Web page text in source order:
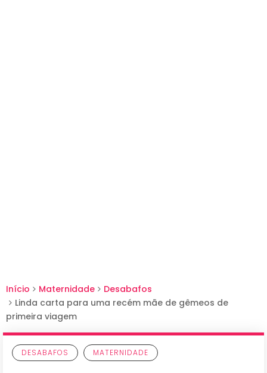
Início Maternidade
Desabafos
Linda carta para uma recém mãe de gêmeos de
primeira viagem
DESABAFOS MATERNIDADE